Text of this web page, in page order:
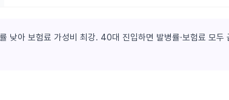
낮아 보험료 가성비 최강. 40대 진입하면 발병률·보험료 모두